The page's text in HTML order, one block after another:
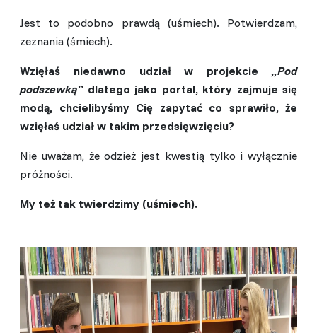
Jest to podobno prawdą (uśmiech). Potwierdzam,
zeznania (śmiech).
Wzięłaś niedawno udział w projekcie „Pod
podszewką”dlatego jako portal, który zajmuje się
modą, chcielibyśmy Cię zapytać co sprawiło, że
wzięłaś udział w takim przedsięwzięciu?
Nie uważam, że odzież jest kwestią tylko i wyłącznie
próżności.
My też tak twierdzimy (uśmiech).